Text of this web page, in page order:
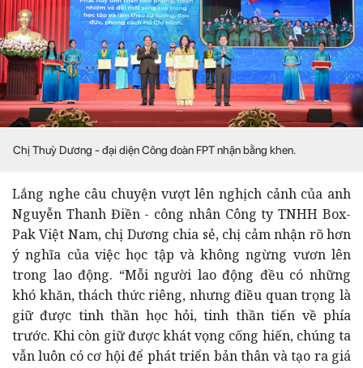
Chị Thuỳ Dương - đại diện Công đoàn FPT nhận bằng khen.
Lắng nghe câu chuyện vượt lên nghịch cảnh của anh
Nguyễn Thanh Điền - công nhân Công ty TNHH Box-
Pak Việt Nam, chị Dương chia sẻ, chị cảm nhận rõ hơn
ý nghĩa của việc học tập và không ngừng vươn lên
trong lao động. “Mỗi người lao động đều có những
khó khăn, thách thức riêng, nhưng điều quan trọng là
giữ được tinh thần học hỏi, tinh thần tiến về phía
trước. Khi còn giữ được khát vọng cống hiến, chúng ta
vẫn luôn có cơ hội để phát triển bản thân và tạo ra giá